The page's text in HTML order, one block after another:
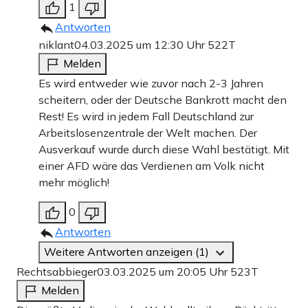
1
Antworten
niklant04.03.2025 um 12:30 Uhr 522T
Melden
Es wird entweder wie zuvor nach 2-3 Jahren
scheitern, oder der Deutsche Bankrott macht den
Rest! Es wird in jedem Fall Deutschland zur
Arbeitslosenzentrale der Welt machen. Der
Ausverkauf wurde durch diese Wahl bestätigt. Mit
einer AFD wäre das Verdienen am Volk nicht
mehr möglich!
0
Antworten
Weitere Antworten anzeigen (1)
Rechtsabbieger03.03.2025 um 20:05 Uhr 523T
Melden